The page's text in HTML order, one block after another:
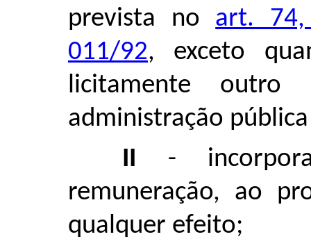
prevista no art. 74,
011/92, exceto
licitamente
administração
II -
remuneração, ao
qualquer efeito;